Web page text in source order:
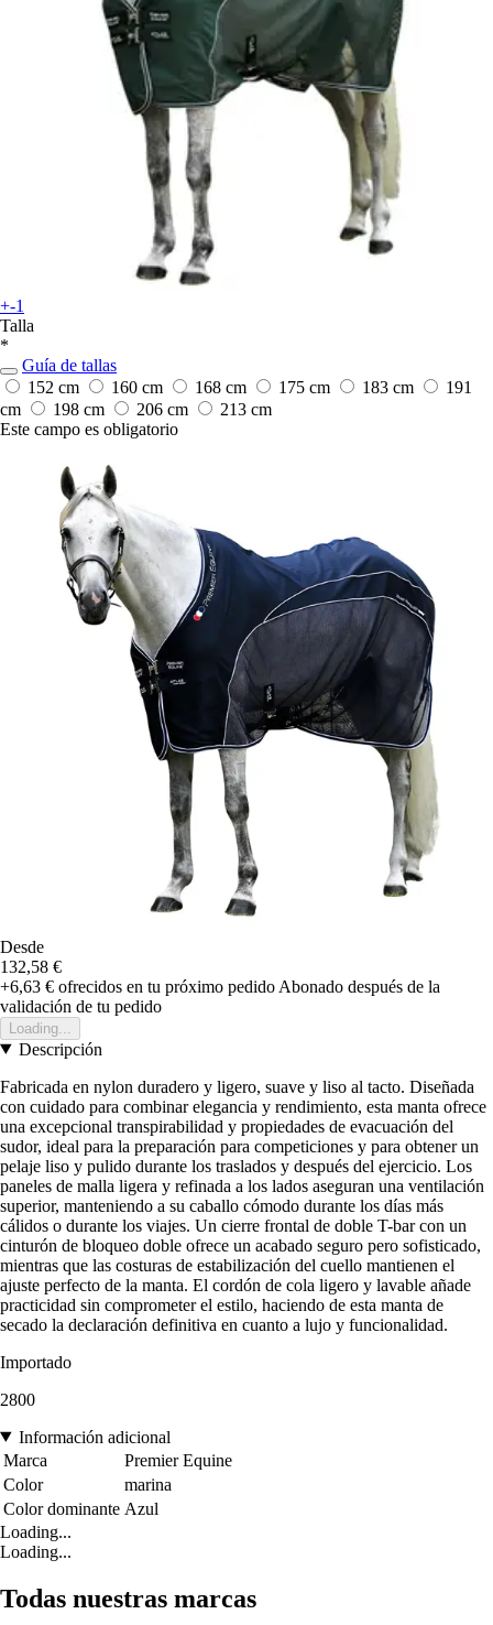
+-1
Talla
*
Guía de tallas
152 cm
160 cm 168 cm 175 cm 183 cm
191
cm
198 cm 206 cm
213 cm
Este campo es obligatorio
Desde
132,58 €
+6,63 € ofrecidos en tu próximo pedido Abonado después de la
validación de tu pedido
Loading...
Descripción
Fabricada en nylon duradero y ligero, suave y liso al tacto. Diseñada
con cuidado para combinar elegancia y rendimiento, esta manta ofrece
una excepcional transpirabilidad y propiedades de evacuación del
sudor, ideal para la preparación para competiciones y para obtener un
pelaje liso y pulido durante los traslados y después del ejercicio. Los
paneles de malla ligera y refinada a los lados aseguran una ventilación
superior, manteniendo a su caballo cómodo durante los días más
cálidos o durante los viajes. Un cierre frontal de doble T-bar con un
cinturón de bloqueo doble ofrece un acabado seguro pero sofisticado,
mientras que las costuras de estabilización del cuello mantienen el
ajuste perfecto de la manta. El cordón de cola ligero y lavable añade
practicidad sin comprometer el estilo, haciendo de esta manta de
secado la declaración definitiva en cuanto a lujo y funcionalidad.
Importado
2800
Información adicional
Marca
Premier Equine
Color
marina
Color dominante Azul
Loading...
Loading...
Todas nuestras marcas